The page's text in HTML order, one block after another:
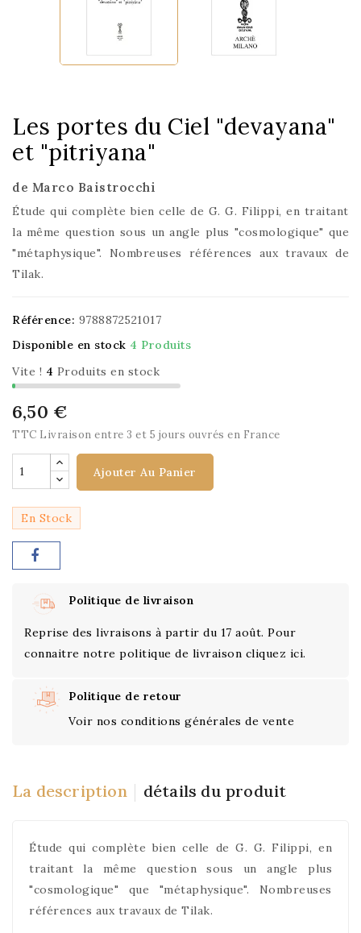
Les portes du Ciel "devayana"
et "pitriyana"
de Marco Baistrocchi
Étude qui complète bien celle de G. G. Filippi, en traitant
la même question sous un angle plus "cosmologique" que
"métaphysique". Nombreuses références aux travaux de
Tilak.
Référence: 9788872521017
Disponible en stock 4 Produits
Vite ! 4 Produits en stock
6,50 €
TTC Livraison entre 3 et 5 jours ouvrés en France
Ajouter Au Panier
En Stock
Politique de livraison
Reprise des livraisons à partir du 17 août. Pour
connaitre notre politique de livraison cliquez ici.
Politique de retour
Voir nos conditions générales de vente
La description détails du produit
Étude qui complète bien celle de G. G. Filippi, en
traitant la même question sous un angle plus
"cosmologique" que "métaphysique". Nombreuses
références aux travaux de Tilak.